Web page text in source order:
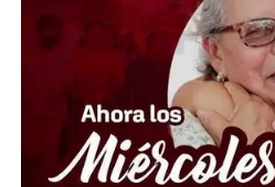
Además de la pena privativa
impuso una multa económica
del daño a favor de las
contempla también la
político-electorales del
cualquier beneficio legal, con
cumplimiento íntegro de la